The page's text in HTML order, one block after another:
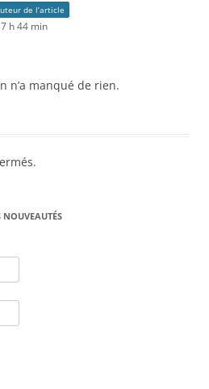
de l’article
h 44 min
n’a manqué de rien.
NOUVEAUTÉS